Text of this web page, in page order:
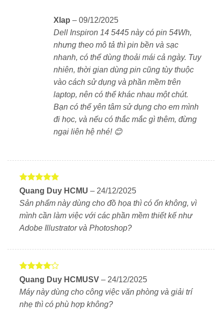
RAM 16GB, SSD 512GB – Đa nhiệm mượt mà, truy
xuất siêu nhanh
Máy sử dụng RAM LPDDR5x 16GB và ổ cứng SSD
512GB PCIe Gen4. Bạn có thể mở hàng chục tab trình
duyệt, làm việc đa nhiệm hoặc mở ứng dụng nặng mà
vẫn mượt mà, ổn định.
Kết nối đầy đủ – Đáp ứng mọi nhu cầu sử dụng
DisplayPort
1 cổng HDMI 1.4
WiFi 6E và Bluetooth 5.3 giúp kết nối nhanh và ổn
Máy trang bị pin 54Wh, cho thời gian sử dụng đến 8
tiếng tùy tác vụ. Công nghệ ExpressCharge giúp sạc
Xlap – 09/12/2025
Dell Inspiron 14 5445 này có pin 54Wh,
nhưng theo mô tả thì pin bền và sạc
nhanh, có thể dùng thoải mái cả ngày. Tuy
nhiên, thời gian dùng pin cũng tùy thuộc
vào cách sử dụng và phần mềm trên
laptop, nên có thể khác nhau một chút.
Bạn có thể yên tâm sử dụng cho em mình
đi học, và nếu có thắc mắc gì thêm, đừng
ngại liên hệ nhé! 😊
Được xếp
hạng
55
sao
Quang Duy HCMU – 24/12/2025
Sản phẩm này dùng cho đồ họa thì có ổn không, vì
mình cần làm việc với các phần mềm thiết kế như
Adobe Illustrator và Photoshop?
Được
xếp hạng
45 sao
Quang Duy HCMUSV – 24/12/2025
Máy này dùng cho công việc văn phòng và giải trí
nhẹ thì có phù hợp không?